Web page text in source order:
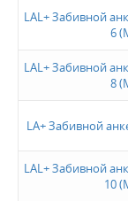
Не
LAL+ Забивной
6
LAL+ Забивной
8
LA+ Забивной
LAL+ Забивной
10